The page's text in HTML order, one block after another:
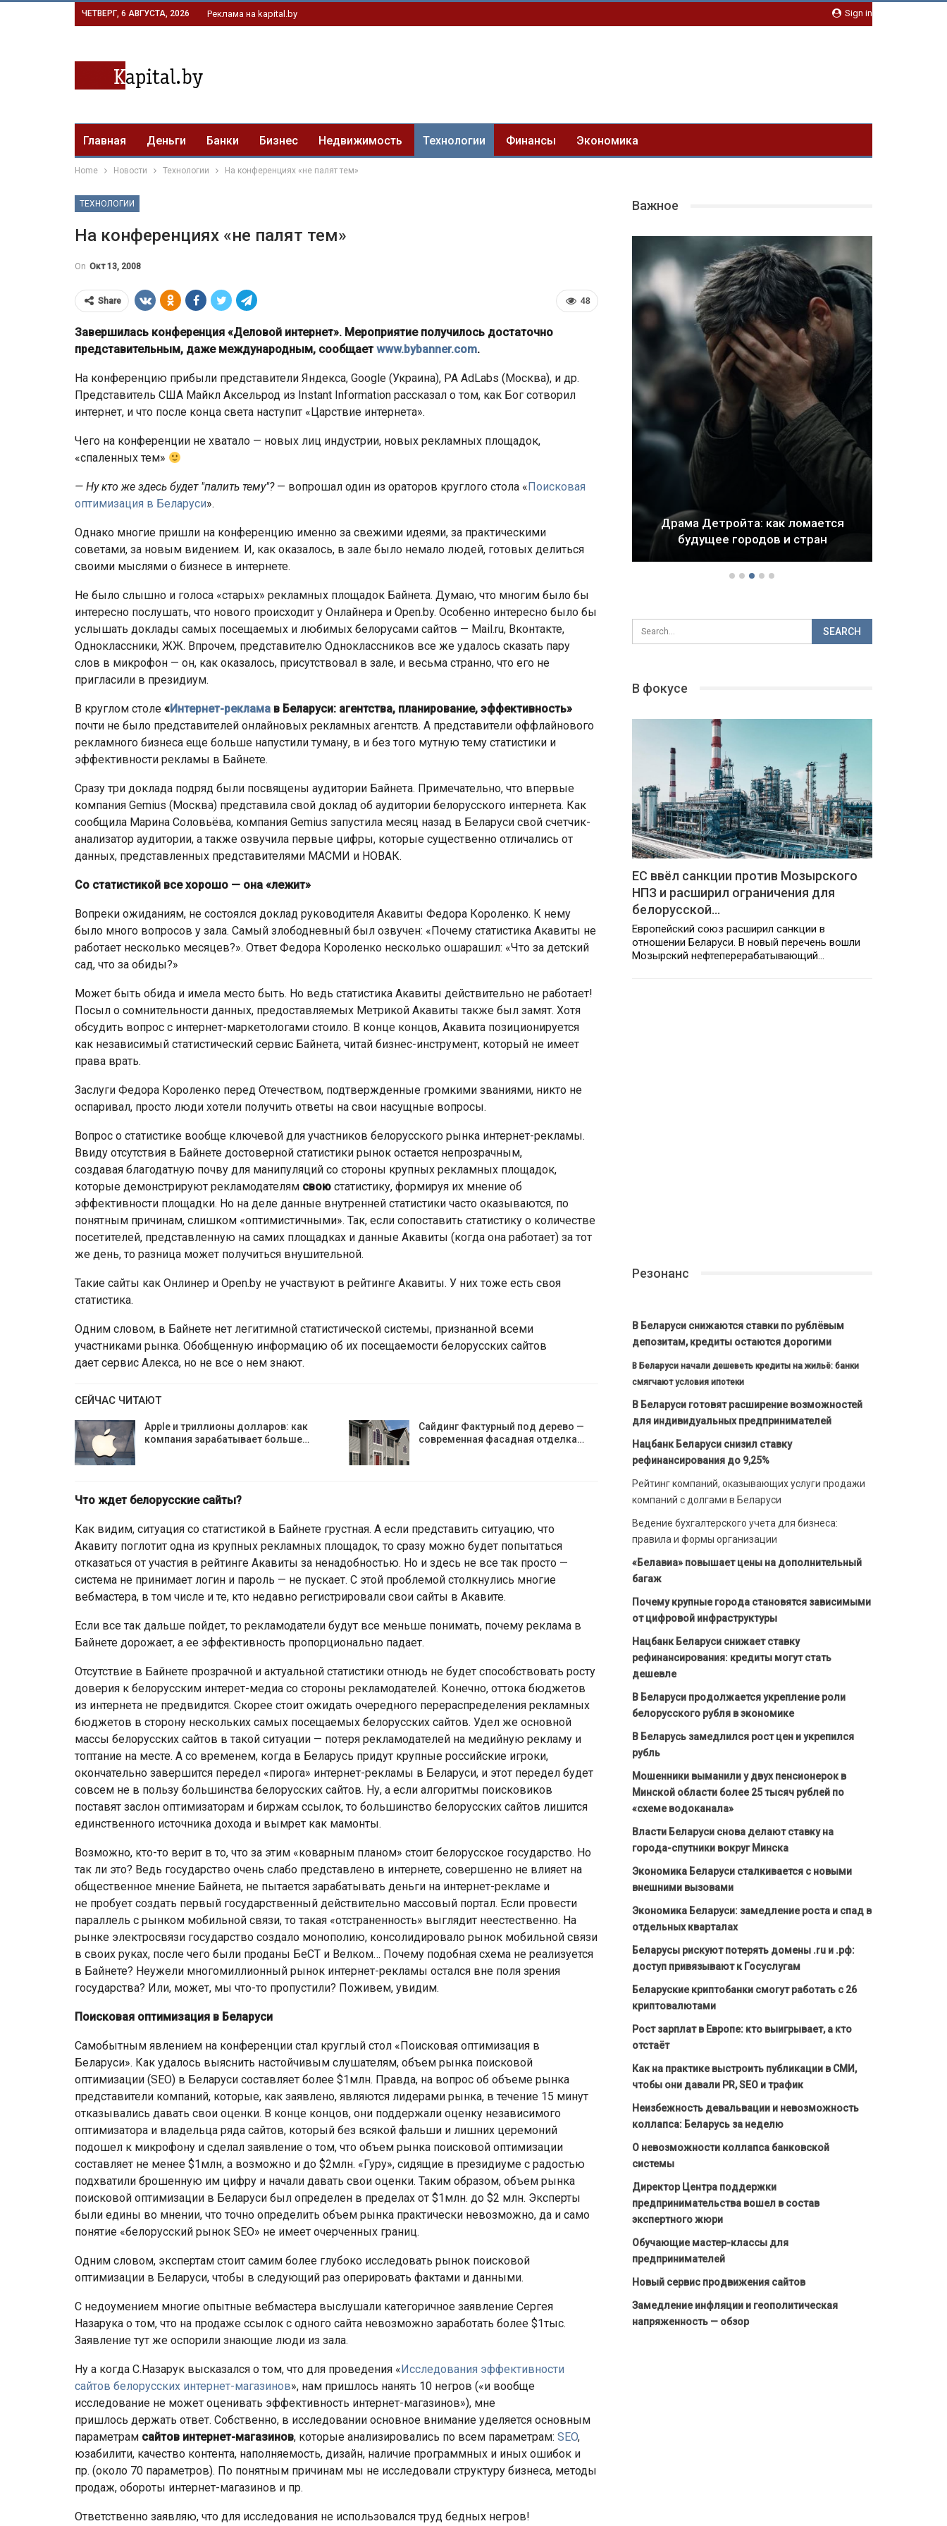
Sign in
ЧЕТВЕРГ, 6 АВГУСТА, 2026 Реклама на kapital.by
Главная Деньги Банки Бизнес Недвижимость Технологии Финансы Экономика
Home Новости Технологии На конференциях «не палят тем»
ТЕХНОЛОГИИ
На конференциях «не палят тем»
On Окт 13, 2008
48
Share
Завершилась конференция «Деловой интернет». Мероприятие получилось достаточно
представительным, даже международным, сообщаетwww.bybanner.com.
На конференцию прибыли представители Яндекса, Google (Украина), РА AdLabs (Москва), и др.
Представитель США Майкл Аксельрод из Instant Information рассказал о том, как Бог сотворил
интернет, и что после конца света наступит «Царствие интернета».
Чего на конференции не хватало — новых лиц индустрии, новых рекламных площадок,
«спаленных тем»
— Ну кто же здесь будет "палить тему"?— вопрошал один из ораторов круглого стола «Поисковая
оптимизация в Беларуси».
Однако многие пришли на конференцию именно за свежими идеями, за практическими
советами, за новым видением. И, как оказалось, в зале было немало людей, готовых делиться
своими мыслями о бизнесе в интернете.
Не было слышно и голоса «старых» рекламных площадок Байнета. Думаю, что многим было бы
интересно послушать, что нового происходит у Онлайнера и Open.by. Особенно интересно было бы
услышать доклады самых посещаемых и любимых белорусами сайтов — Mail.ru, Вконтакте,
Одноклассники, ЖЖ. Впрочем, представителю Одноклассников все же удалось сказать пару
слов в микрофон — он, как оказалось, присутствовал в зале, и весьма странно, что его не
пригласили в президиум.
В круглом столе «Интернет-реклама в Беларуси: агентства, планирование, эффективность»
почти не было представителей онлайновых рекламных агентств. А представители оффлайнового
рекламного бизнеса еще больше напустили туману, в и без того мутную тему статистики и
эффективности рекламы в Байнете.
Сразу три доклада подряд были посвящены аудитории Байнета. Примечательно, что впервые
компания Gemius (Москва) представила свой доклад об аудитории белорусского интернета. Как
сообщила Марина Соловьёва, компания Gemius запустила месяц назад в Беларуси свой счетчик-
анализатор аудитории, а также озвучила первые цифры, которые существенно отличались от
данных, представленных представителями МАСМИ и НОВАК.
Со статистикой все хорошо — она «лежит»
Вопреки ожиданиям, не состоялся доклад руководителя Акавиты Федора Короленко. К нему
было много вопросов у зала. Самый злободневный был озвучен: «Почему статистика Акавиты не
работает несколько месяцев?». Ответ Федора Короленко несколько ошарашил: «Что за детский
сад, что за обиды?»
Может быть обида и имела место быть. Но ведь статистика Акавиты действительно не работает!
Посыл о сомнительности данных, предоставляемых Метрикой Акавиты также был замят. Хотя
обсудить вопрос с интернет-маркетологами стоило. В конце концов, Акавита позиционируется
как независимый статистический сервис Байнета, читай бизнес-инструмент, который не имеет
права врать.
Заслуги Федора Короленко перед Отечеством, подтвержденные громкими званиями, никто не
оспаривал, просто люди хотели получить ответы на свои насущные вопросы.
Вопрос о статистике вообще ключевой для участников белорусского рынка интернет-рекламы.
Ввиду отсутствия в Байнете достоверной статистики рынок остается непрозрачным,
создавая благодатную почву для манипуляций со стороны крупных рекламных площадок,
которые демонстрируют рекламодателям свою статистику, формируя их мнение об
эффективности площадки. Но на деле данные внутренней статистики часто оказываются, по
понятным причинам, слишком «оптимистичными». Так, если сопоставить статистику о количестве
посетителей, представленную на самих площадках и данные Акавиты (когда она работает) за тот
же день, то разница может получиться внушительной.
Такие сайты как Онлинер и Open.by не участвуют в рейтинге Акавиты. У них тоже есть своя
статистика.
Одним словом, в Байнете нет легитимной статистической системы, признанной всеми
участниками рынка. Обобщенную информацию об их посещаемости белорусских сайтов
дает сервис Алекса, но не все о нем знают.
СЕЙЧАС ЧИТАЮТ
Apple и триллионы долларов: как
компания зарабатывает больше…
Сайдинг Фактурный под дерево —
современная фасадная отделка…
Что ждет белорусские сайты?
Как видим, ситуация со статистикой в Байнете грустная. А если представить ситуацию, что
Акавиту поглотит одна из крупных рекламных площадок, то сразу можно будет попытаться
отказаться от участия в рейтинге Акавиты за ненадобностью. Но и здесь не все так просто —
система не принимает логин и пароль — не пускает. С этой проблемой столкнулись многие
вебмастера, в том числе и те, кто недавно регистрировали свои сайты в Акавите.
Если все так дальше пойдет, то рекламодатели будут все меньше понимать, почему реклама в
Байнете дорожает, а ее эффективность пропорционально падает.
Отсутствие в Байнете прозрачной и актуальной статистики отнюдь не будет способствовать росту
доверия к белорусским интерет-медиа со стороны рекламодателей. Конечно, оттока бюджетов
из интернета не предвидится. Скорее стоит ожидать очередного перераспределения рекламных
бюджетов в сторону нескольких самых посещаемых белорусских сайтов. Удел же основной
массы белорусских сайтов в такой ситуации — потеря рекламодателей на медийную рекламу и
топтание на месте. А со временем, когда в Беларусь придут крупные российские игроки,
окончательно завершится передел «пирога» интернет-рекламы в Беларуси, и этот передел будет
совсем не в пользу большинства белорусских сайтов. Ну, а если алгоритмы поисковиков
поставят заслон оптимизаторам и биржам ссылок, то большинство белорусских сайтов лишится
единственного источника дохода и вымрет как мамонты.
Возможно, кто-то верит в то, что за этим «коварным планом» стоит белорусское государство. Но
так ли это? Ведь государство очень слабо представлено в интернете, совершенно не влияет на
общественное мнение Байнета, не пытается зарабатывать деньги на интернет-рекламе и
не пробует создать первый государственный действительно массовый портал. Если провести
параллель с рынком мобильной связи, то такая «отстраненность» выглядит неестественно. На
рынке электросвязи государство создало монополию, консолидировало рынок мобильной связи
в своих руках, после чего были проданы БеСТ и Велком… Почему подобная схема не реализуется
в Байнете? Неужели многомиллионный рынок интернет-рекламы остался вне поля зрения
государства? Или, может, мы что-то пропустили? Поживем, увидим.
Поисковая оптимизация в Беларуси
Самобытным явлением на конференции стал круглый стол «Поисковая оптимизация в
Беларуси». Как удалось выяснить настойчивым слушателям, объем рынка поисковой
оптимизации (SEO) в Беларуси составляет более $1млн. Правда, на вопрос об объеме рынка
представители компаний, которые, как заявлено, являются лидерами рынка, в течение 15 минут
отказывались давать свои оценки. В конце концов, они поддержали оценку независимого
оптимизатора и владельца ряда сайтов, который без всякой фальши и лишних церемоний
подошел к микрофону и сделал заявление о том, что объем рынка поисковой оптимизации
составляет не менее $1млн, а возможно и до $2млн. «Гуру», сидящие в президиуме с радостью
подхватили брошенную им цифру и начали давать свои оценки. Таким образом, объем рынка
поисковой оптимизации в Беларуси был определен в пределах от $1млн. до $2 млн. Эксперты
были едины во мнении, что точно определить объем рынка практически невозможно, да и само
понятие «белорусский рынок SEO» не имеет очерченных границ.
Одним словом, экспертам стоит самим более глубоко исследовать рынок поисковой
оптимизации в Беларуси, чтобы в следующий раз оперировать фактами и данными.
С недоумением многие опытные вебмастера выслушали категоричное заявление Сергея
Назарука о том, что на продаже ссылок с одного сайта невозможно заработать более $1тыс.
Заявление тут же оспорили знающие люди из зала.
Ну а когда С.Назарук высказался о том, что для проведения «Исследования эффективности
сайтов белорусских интернет-магазинов», нам пришлось нанять 10 негров («и вообще
исследование не может оценивать эффективность интернет-магазинов»), мне
пришлось держать ответ. Собственно, в исследовании основное внимание уделяется основным
параметрам сайтов интернет-магазинов, которые анализировались по всем параметрам: SEO,
юзабилити, качество контента, наполняемость, дизайн, наличие программных и иных ошибок и
пр. (около 70 параметров). По понятным причинам мы не исследовали структуру бизнеса, методы
продаж, обороты интернет-магазинов и пр.
Ответственно заявляю, что для исследования не использовался труд бедных негров!
Важное
ЕС ввёл санкции против
ограничения для белорусской…
Минска
Драма Детройта: как ломается
будущее городов и стран
В фокусе
ЕС ввёл санкции против Мозырского
НПЗ и расширил ограничения для
белорусской…
Европейский союз расширил санкции в
отношении Беларуси. В новый перечень вошли
Мозырский нефтеперерабатывающий…
Резонанс
В Беларуси снижаются ставки по рублёвым
депозитам, кредиты остаются дорогими
В Беларуси начали дешеветь кредиты на жильё: банки
смягчают условия ипотеки
В Беларуси готовят расширение возможностей
для индивидуальных предпринимателей
Нацбанк Беларуси снизил ставку
рефинансирования до 9,25%
Рейтинг компаний, оказывающих услуги продажи
компаний с долгами в Беларуси
Ведение бухгалтерского учета для бизнеса:
правила и формы организации
«Белавиа» повышает цены на дополнительный
багаж
Почему крупные города становятся зависимыми
от цифровой инфраструктуры
Нацбанк Беларуси снижает ставку
рефинансирования: кредиты могут стать
дешевле
В Беларуси продолжается укрепление роли
белорусского рубля в экономике
В Беларусь замедлился рост цен и укрепился
рубль
Мошенники выманили у двух пенсионерок в
Минской области более 25 тысяч рублей по
«схеме водоканала»
Власти Беларуси снова делают ставку на
города-спутники вокруг Минска
Экономика Беларуси сталкивается с новыми
внешними вызовами
Экономика Беларуси: замедление роста и спад в
отдельных кварталах
Беларусы рискуют потерять домены .ru и .рф:
доступ привязывают к Госуслугам
Беларуские криптобанки смогут работать с 26
криптовалютами
Рост зарплат в Европе: кто выигрывает, а кто
отстаёт
Как на практике выстроить публикации в СМИ,
чтобы они давали PR, SEO и трафик
Неизбежность девальвации и невозможность
коллапса: Беларусь за неделю
О невозможности коллапса банковской
системы
Директор Центра поддержки
предпринимательства вошел в состав
экспертного жюри
Обучающие мастер-классы для
предпринимателей
Новый сервис продвижения сайтов
Замедление инфляции и геополитическая
напряженность — обзор